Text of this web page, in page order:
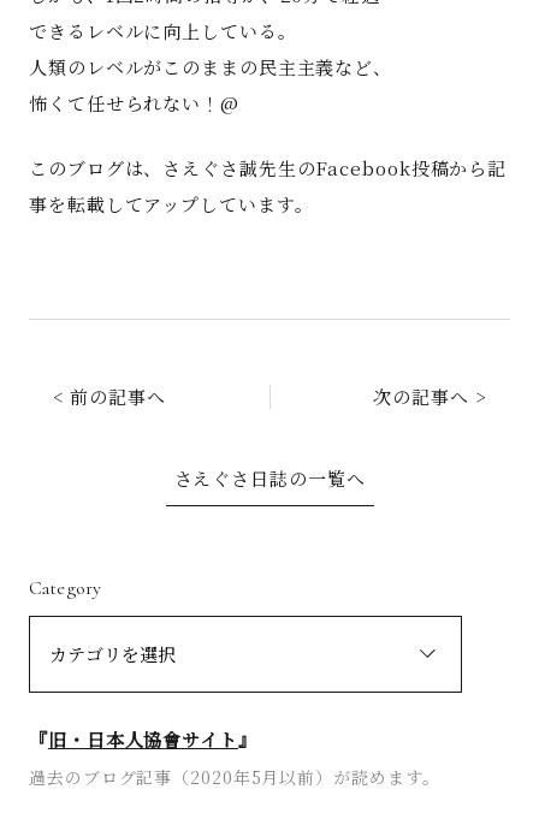
お問い合わせ
できるレベルに向上している。
人類のレベルがこのままの民主主義など、
怖くて任せられない！@
このブログは、さえぐさ誠先生のFacebook投稿から記
事を転載してアップしています。
< 前の記事へ 次の記事へ >
さえぐさ日誌の一覧へ
Category
『旧・日本人協會サイト』
過去のブログ記事（2020年5月以前）が読めます。